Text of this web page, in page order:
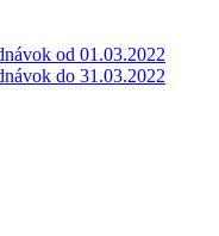
od 01.03.2022
do 31.03.2022